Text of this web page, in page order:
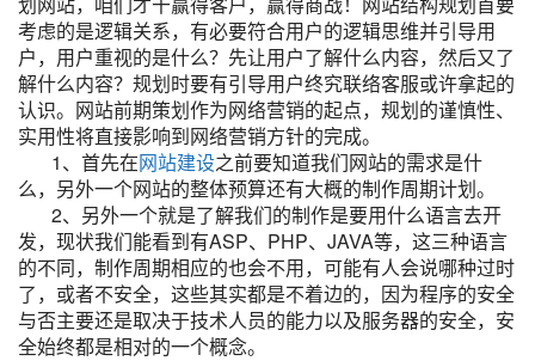
考虑的是逻辑关系，有必要符合用户的逻辑思维并引导用
户，用户重视的是什么？先让用户了解什么内容，然后又了
解什么内容？规划时要有引导用户终究联络客服或许拿起的
认识。网站前期策划作为网络营销的起点，规划的谨慎性、
实用性将直接影响到网络营销方针的完成。
1、首先在网站建设之前要知道我们网站的需求是什
么，另外一个网站的整体预算还有大概的制作周期计划。
2、另外一个就是了解我们的制作是要用什么语言去开
发，现状我们能看到有ASP、PHP、JAVA等，这三种语言
的不同，制作周期相应的也会不用，可能有人会说哪种过时
了，或者不安全，这些其实都是不着边的，因为程序的安全
与否主要还是取决于技术人员的能力以及服务器的安全，安
全始终都是相对的一个概念。